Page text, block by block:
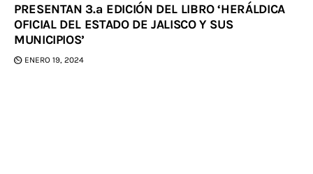
PRESENTAN 3.ª EDICIÓN DEL LIBRO ‘HERÁLDICA
OFICIAL DEL ESTADO DE JALISCO Y SUS
MUNICIPIOS’
ENERO 19, 2024